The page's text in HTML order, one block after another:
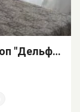
Эллинг Судакское шоссе 4 км кооп "Дельфин" 4/507